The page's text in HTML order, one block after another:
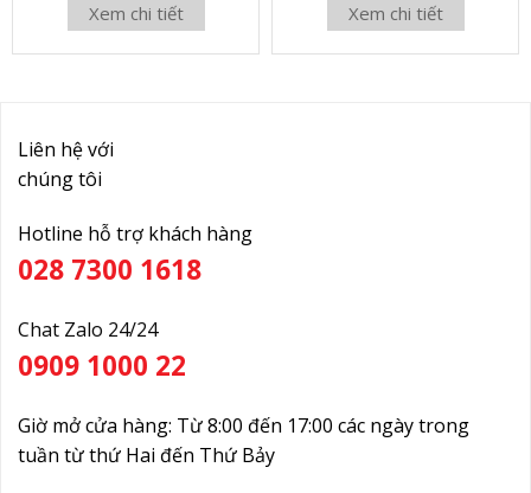
Xem chi tiết Xem chi tiết
Liên hệ với
chúng tôi
Hotline hỗ trợ khách hàng
028 7300 1618
Chat Zalo 24/24
0909 1000 22
Giờ mở cửa hàng: Từ 8:00 đến 17:00 các ngày trong
tuần từ thứ Hai đến Thứ Bảy